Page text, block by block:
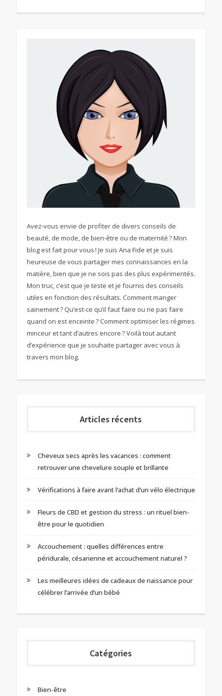
Avez-vous envie de profiter de divers conseils de
beauté, de mode, de bien-être ou de maternité ? Mon
blog est fait pour vous ! Je suis Ana Fide et je suis
heureuse de vous partager mes connaissances en la
matière, bien que je ne sois pas des plus expérimentés.
Mon truc, c’est que je teste et je fournis des conseils
utiles en fonction des résultats. Comment manger
sainement ? Qu’est-ce qu’il faut faire ou ne pas faire
quand on est enceinte ? Comment optimiser les régimes
minceur et tant d’autres encore ? Voilà tout autant
d’expérience que je souhaite partager avec vous à
travers mon blog.
Articles récents
Cheveux secs après les vacances : comment
retrouver une chevelure souple et brillante
Vérifications à faire avant l’achat d’un vélo électrique
Fleurs de CBD et gestion du stress : un rituel bien-
être pour le quotidien
Accouchement : quelles différences entre
péridurale, césarienne et accouchement naturel ?
Les meilleures idées de cadeaux de naissance pour
célébrer l’arrivée d’un bébé
Catégories
Bien-être